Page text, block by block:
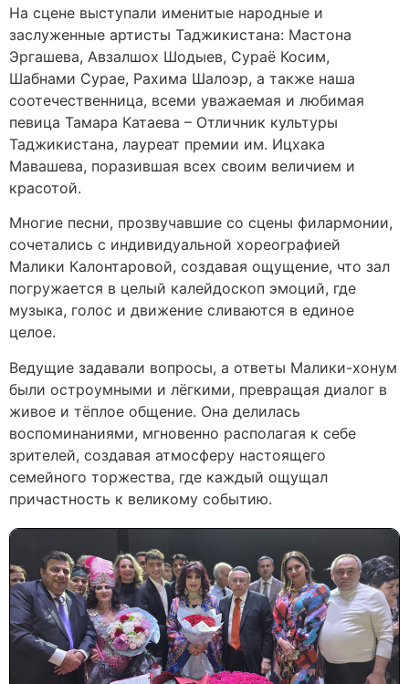
На сцене выступали именитые народные и
заслуженные артисты Таджикистана: Мастона
Эргашева, Авзалшох Шодыев, Сураё Косим,
Шабнами Сурае, Рахима Шалоэр, а также наша
соотечественница, всеми уважаемая и любимая
певица Тамара Катаева – Отличник культуры
Таджикистана, лауреат премии им. Ицхака
Мавашева, поразившая всех своим величием и
красотой.
Многие песни, прозвучавшие со сцены филармонии,
сочетались с индивидуальной хореографией
Малики Калонтаровой, создавая ощущение, что зал
погружается в целый калейдоскоп эмоций, где
музыка, голос и движение сливаются в единое
целое.
Ведущие задавали вопросы, а ответы Малики-хонум
были остроумными и лёгкими, превращая диалог в
живое и тёплое общение. Она делилась
воспоминаниями, мгновенно располагая к себе
зрителей, создавая атмосферу настоящего
семейного торжества, где каждый ощущал
причастность к великому событию.